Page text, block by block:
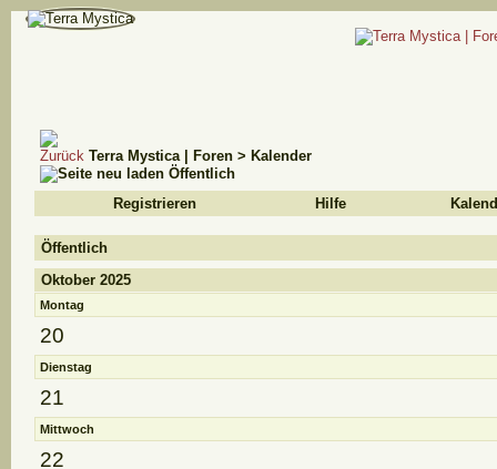
Terra Mystica | Foren > Kalender
Öffentlich
Registrieren
Hilfe
Öffentlich
Oktober 2025
Montag
20
Dienstag
21
Mittwoch
22